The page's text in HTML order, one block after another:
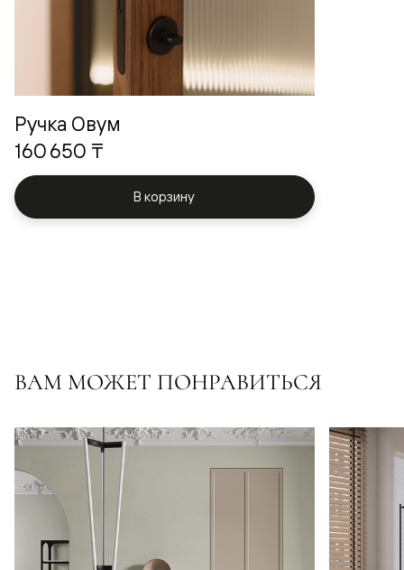
Ручка Овум
160 650 ₸
В корзину
ВАМ МОЖЕТ ПОНРАВИТЬСЯ